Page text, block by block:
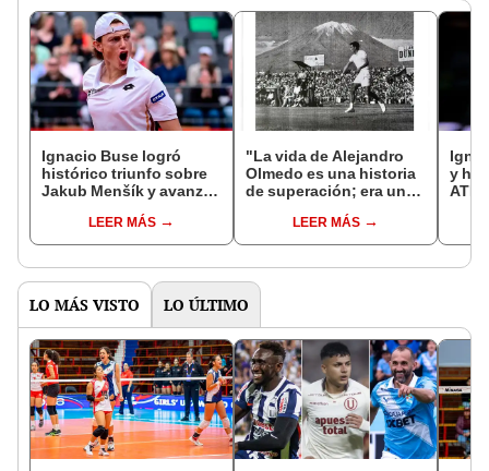
Ignacio Buse logró
histórico triunfo sobre
Jakub Menšík y avanzó
ATP 500 de Hamburgo
LEER MÁS
"La vida de Alejandro
Olmedo es una historia
de superación; era un
pelotas y llegó a ser
número uno del mundo"
LEER MÁS
y
ATP
LO MÁS VISTO LO ÚLTIMO